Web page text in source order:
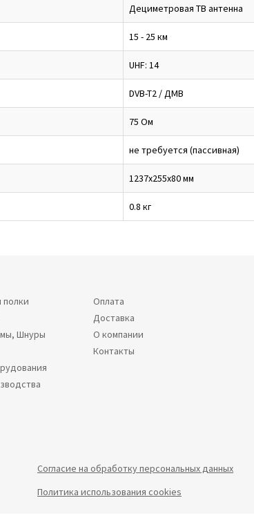
Дециметровая ТВ антенна
15 - 25 км
UHF: 14
DVB-T2 / ДМВ
75 Ом
не требуется (пассивная)
1237х255х80 мм
0.8 кг
Шнуры
Оплата
Доставка
О компании
Контакты
Согласие на обработку персональных данных
Политика использования cookies